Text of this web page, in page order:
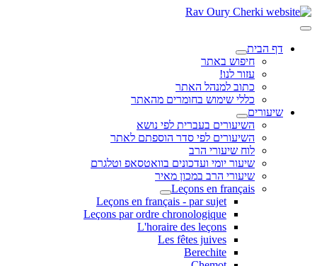
דף הבית
חיפוש באתר
עזור לנו!
כתוב למנהל האתר
כללי שימוש בחומרים מהאתר
שיעורים
השיעורים בעברית לפי נושא
השיעורים לפי סדר הוספתם לאתר
לוח שיעורי הרב
שיעור יומי ועדכונים בוואטסאפ וטלגרם
שיעורי הרב במכון מאיר
Leçons en français
Leçons en français - par sujet
Leçons par ordre chronologique
L'horaire des leçons
Les fêtes juives
Berechite